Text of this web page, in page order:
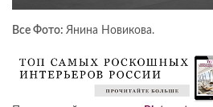
Все Фото: Янина Новикова.